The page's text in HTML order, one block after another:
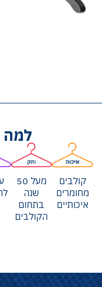
למה
קולבים
מחומרים
איכותיים
מעל 50
שנה
בתחום
הקולבים